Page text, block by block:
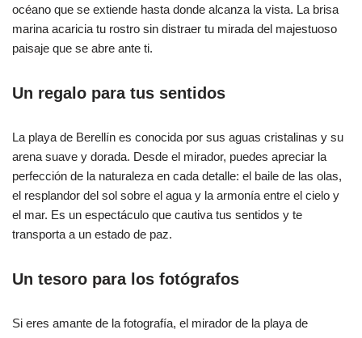
océano que se extiende hasta donde alcanza la vista. La brisa
marina acaricia tu rostro sin distraer tu mirada del majestuoso
paisaje que se abre ante ti.
Un regalo para tus sentidos
La playa de Berellín es conocida por sus aguas cristalinas y su
arena suave y dorada. Desde el mirador, puedes apreciar la
perfección de la naturaleza en cada detalle: el baile de las olas,
el resplandor del sol sobre el agua y la armonía entre el cielo y
el mar. Es un espectáculo que cautiva tus sentidos y te
transporta a un estado de paz.
Un tesoro para los fotógrafos
Si eres amante de la fotografía, el mirador de la playa de